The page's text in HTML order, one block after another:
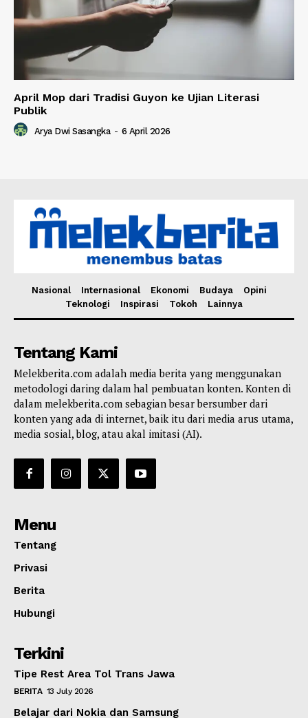
April Mop dari Tradisi Guyon ke Ujian Literasi
Publik
Arya Dwi Sasangka - 6 April 2026
Nasional Internasional Ekonomi Budaya
Opini
Teknologi
Inspirasi Tokoh Lainnya
Tentang Kami
Melekberita.com adalah media berita yang menggunakan
metodologi daring dalam hal pembuatan konten. Konten di
dalam melekberita.com sebagian besar bersumber dari
konten yang ada di internet, baik itu dari media arus utama,
media sosial, blog, atau akal imitasi (AI).
Menu
Tentang
Privasi
Berita
Hubungi
Terkini
Tipe Rest Area Tol Trans Jawa
BERITA 13 July 2026
Belajar dari Nokia dan Samsung